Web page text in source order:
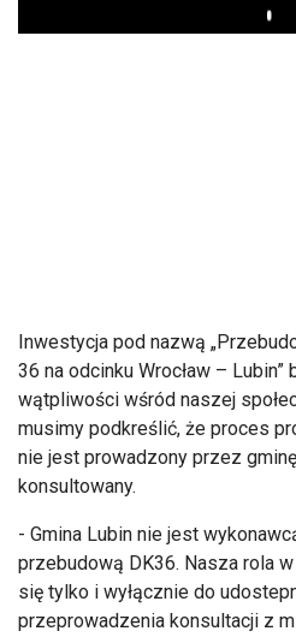
Inwestycja pod nazwą
36 na odcinku Wrocław –
wątpliwości wśród naszej
musimy podkreślić, że proces
nie jest prowadzony przez
konsultowany.
- Gmina Lubin nie jest
przebudową DK36. Nasza rola
się tylko i wyłącznie do
przeprowadzenia konsultacji z